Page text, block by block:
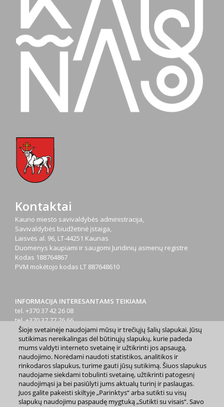
Kontaktai
Kauno miesto savivaldybės administracija,
Savivaldybės biudžetinė įstaiga,
Laisvės al. 96, LT-44251 Kaunas
Duomenys kaupiami ir saugomi Juridinių asmenų registre
Kodas 188764867
PVM mokėtojo kodas LT 887648610
INFORMACIJA INTERESANTAMS TEIKIAMA
tel. +370 37 42 26 08
tel. +370 37 77 76 66
tel. +370 660 07000
el. p.info@kaunas.lt
2023 m. Kauno miesto savivaldybė. Kopijuoti ir platinti
Šioje svetainėje naudojami mūsų ir trečiųjų šalių slapukai. Jūsų
sutikimas nereikalingas dėl būtinųjų slapukų, kurie padeda
mums valdyti interneto svetainę ir užtikrinti jos apsaugą,
naudojimo. Norėdami naudoti statistikos, analitikos ir
rinkodaros slapukus, turime gauti jūsų sutikimą. Šiuos slapukus
naudojame siekdami tobulinti svetainę, užtikrinti patogesnį
naudojimąsi ja bei pasiūlyti jums aktualų turinį ir paslaugas.
Juos galite pakeisti skiltyje „Parinktys“ arba sutikti su visų
slapukų naudojimu paspaudę mygtuką „Sutikti su visais“. Savo